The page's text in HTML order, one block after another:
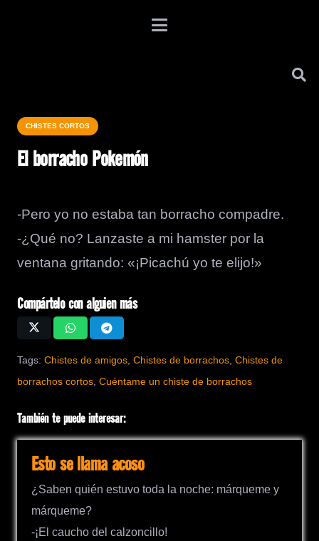
CHISTES CORTOS
El borracho Pokemón
-Pero yo no estaba tan borracho compadre.
-¿Qué no? Lanzaste a mi hamster por la
ventana gritando: «¡Picachú yo te elijo!»
Compártelo con alguien más
Tags: Chistes de amigos Chistes de borrachos Chistes de
borrachos cortos Cuéntame un chiste de borrachos
También te puede interesar:
Esto se llama acoso
¿Saben quién estuvo toda la noche: márqueme y
márqueme?
-¡El caucho del calzoncillo!